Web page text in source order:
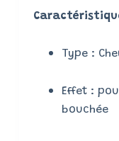
Type :
Effet :
bouchée